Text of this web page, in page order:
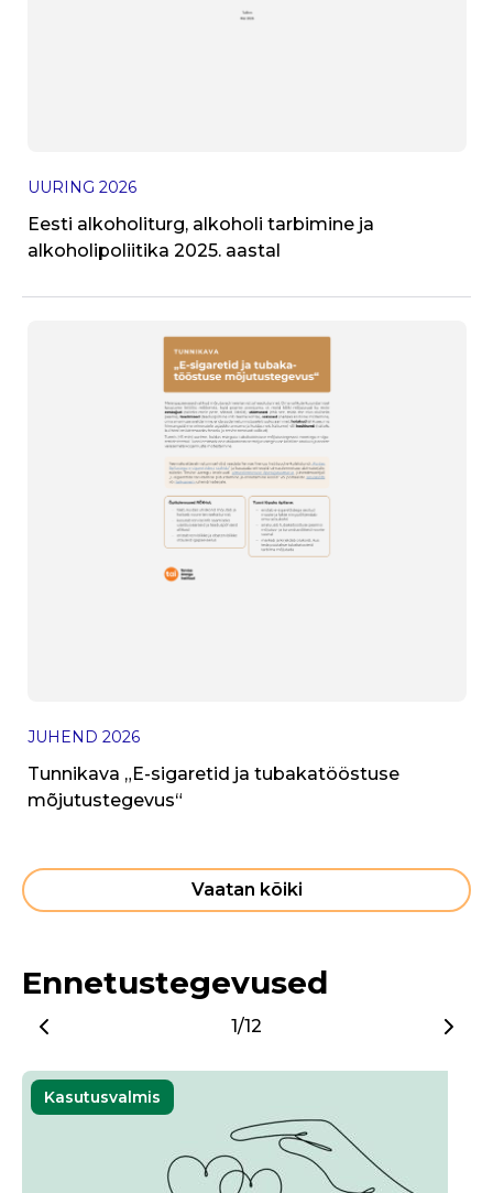
UURING 2026
Eesti alkoholiturg, alkoholi tarbimine ja
alkoholipoliitika 2025. aastal
JUHEND 2026
Tunnikava „E-sigaretid ja tubakatööstuse
mõjutustegevus“
Vaatan kõiki
Ennetustegevused
1/12
Kasutusvalmis